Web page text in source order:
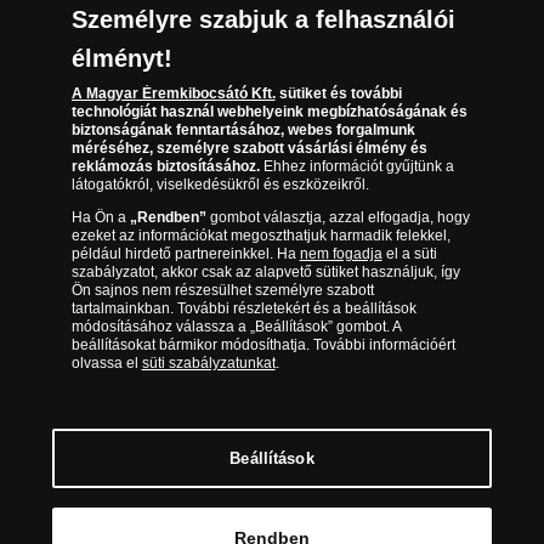
Kézbesítés
Reklamáció
Visszaküldés
Elállási űrlap
Karrier
Sütik (cookies) használata
Süti (cookies)Beállítások
Társaságunkról
Az érmék és érmek ára és értéke
Gyakran ismételt kérdések
Adatkezelés
06 80 888 889
(díjmentesen hívható hétfőtől csütörtökig 9.00 és 17.00
óra között, péntekenként 9.00 és 15.00 óra között)
Magyar Éremkibocsátó Kft. 1134 Budapest, Váci út 33. Cégjegyzékszám: 01-09-
957944, Adószám: 23275395-2-41 A Társaság a Magyar Kereskedelmi
© Copyright 2026 - Magyar Éremkibocsátó Kft.
Személyre szabjuk a felhasználói
élményt!
A Magyar Éremkibocsátó Kft.sütiket és további
technológiát használ webhelyeink megbízhatóságának és
biztonságának fenntartásához, webes forgalmunk
méréséhez, személyre szabott vásárlási élmény és
reklámozás biztosításához.Ehhez információt gyűjtünk a
látogatókról, viselkedésükről és eszközeikről.
Ha Ön a „Rendben”gombot választja, azzal elfogadja, hogy
ezeket az információkat megoszthatjuk harmadik felekkel,
például hirdető partnereinkkel. Ha nem fogadjael a süti
szabályzatot, akkor csak az alapvető sütiket használjuk, így
Ön sajnos nem részesülhet személyre szabott
tartalmainkban. További részletekért és a beállítások
módosításához válassza a „Beállítások” gombot. A
beállításokat bármikor módosíthatja. További információért
olvassa el süti szabályzatunkat.
Beállítások
Rendben